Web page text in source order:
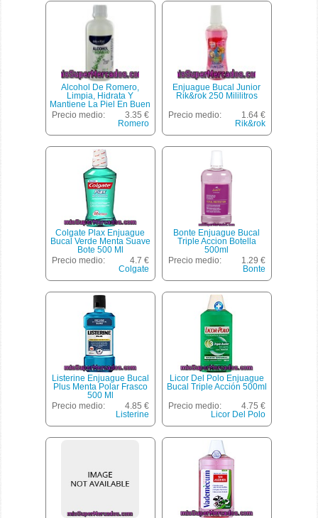
Alcohol De Romero,
Limpia, Hidrata Y
Mantiene La Piel En Buen
Estado Saluvital 250
Precio medio:
3.35 €
Romero
Enjuague Bucal Junior
Rik&rok 250 Mililitros
Precio medio:
1.64 €
Rik&rok
Colgate Plax Enjuague
Bucal Verde Menta Suave
Bote 500 Ml
Precio medio:
4.7 €
Colgate
Bonte Enjuague Bucal
Triple Accion Botella
500ml
Precio medio:
1.29 €
Bonte
Listerine Enjuague Bucal
Plus Menta Polar Frasco
500 Ml
Precio medio:
4.85 €
Listerine
Licor Del Polo Enjuague
Bucal Triple Acción 500ml
Precio medio:
4.75 €
Licor Del Polo